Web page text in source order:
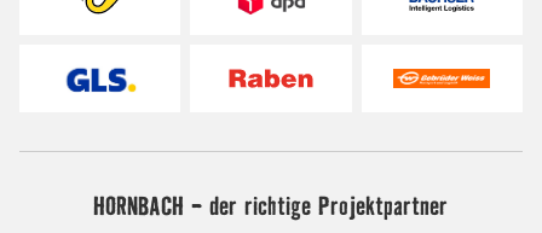
HORNBACH - der richtige Projektpartner